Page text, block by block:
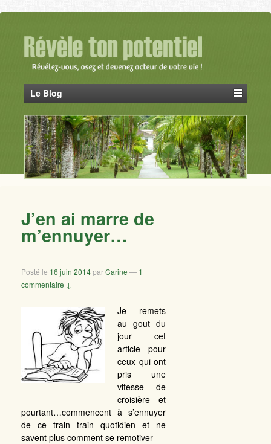
Le Blog
J’en ai marre de
m’ennuyer…
Posté le 16 juin 2014parCarine — 1
commentaire ↓
Je remets
au gout du
jour cet
article pour
ceux qui ont
pris une
vitesse de
croisière et
pourtant…commencent à s’ennuyer
de ce train train quotidien et ne
savent plus comment se remotiver